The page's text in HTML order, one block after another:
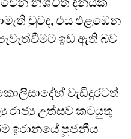
වුවද, එය එළඹෙන
ඉඩ ඇති බව
වැඩිදුරටත්
රාජ්‍ය උත්සව කටයුතු
ඉරානයේ පූජනීය